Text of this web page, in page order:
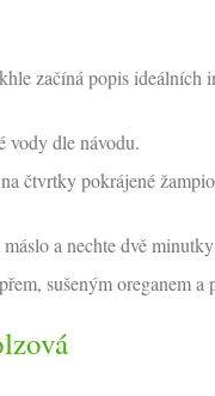
začíná popis
vody dle návodu.
čtvrtky pokrájené
a nechte dvě
sušeným oreganem